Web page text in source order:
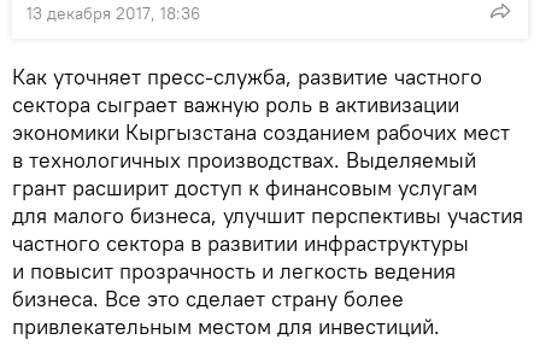
13 декабря 2017, 18:36
Как уточняет пресс-служба, развитие частного
сектора сыграет важную роль в активизации
экономики Кыргызстана созданием рабочих мест
в технологичных производствах. Выделяемый
грант расширит доступ к финансовым услугам
для малого бизнеса, улучшит перспективы участия
частного сектора в развитии инфраструктуры
и повысит прозрачность и легкость ведения
бизнеса. Все это сделает страну более
привлекательным местом для инвестиций.